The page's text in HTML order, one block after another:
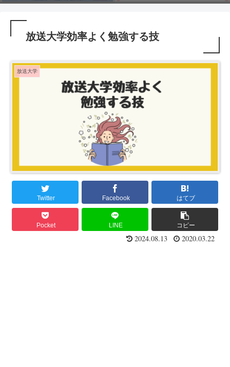
放送大学効率よく勉強する技
放送大学
Twitter Facebook はてブ
Pocket LINE コピー
2024.08.13 2020.03.22